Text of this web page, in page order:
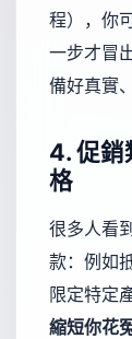
程），你
一步才冒
備好真實
4. 促銷
格
很多人看
款：例如
限定特定
縮短你花